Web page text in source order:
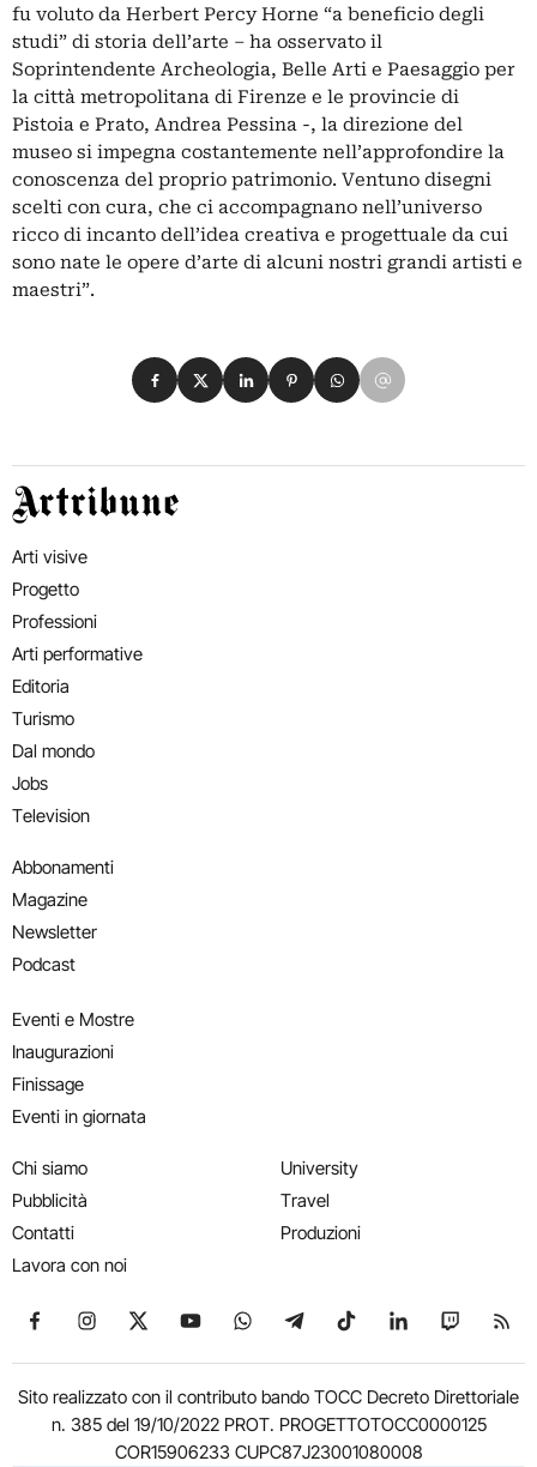
fu voluto da Herbert Percy Horne “a beneficio degli
studi” di storia dell’arte – ha osservato il
Soprintendente Archeologia, Belle Arti e Paesaggio per
la città metropolitana di Firenze e le provincie di
Pistoia e Prato, Andrea Pessina -, la direzione del
museo si impegna costantemente nell’approfondire la
conoscenza del proprio patrimonio. Ventuno disegni
scelti con cura, che ci accompagnano nell’universo
ricco di incanto dell’idea creativa e progettuale da cui
sono nate le opere d’arte di alcuni nostri grandi artisti e
maestri”.
Condividi su Facebook
Condividi su X
Condividi su LinkedIn
Condividi su Pinterest
Condividi su WhatsApp
Condividi su Email
Artribune
Arti visive
Progetto
Professioni
Arti performative
Editoria
Turismo
Dal mondo
Jobs
Television
Abbonamenti
Magazine
Newsletter
Podcast
Eventi e Mostre
Inaugurazioni
Finissage
Eventi in giornata
Chi siamo
Pubblicità
Contatti
Lavora con noi
University
Travel
Produzioni
Seguici su Facebook
Seguici su Instagram
Seguici su X
Seguici su YouTube
Seguici su WhatsApp
Seguici su Telegram
Seguici su TikTok
Seguici su
Seguici
Sito realizzato con il contributo bando TOCC Decreto Direttoriale
n. 385 del 19/10/2022 PROT. PROGETTOTOCC0000125
COR15906233 CUPC87J23001080008